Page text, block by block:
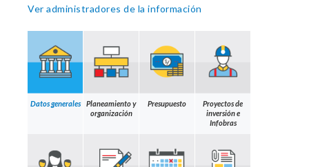
Ver administradores de la información
Datos generales
Planeamiento y
organización
Presupuesto
Proyectos de
inversión e
Infobras